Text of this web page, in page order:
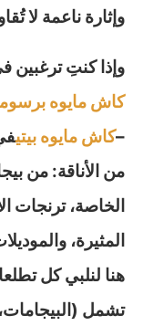
وإثارة ناعمة لا
وإذا كنتِ ترغبين
كاش مايوه
–كاش مايوه بيتي
من الأناقة: من
الخاصة، ترنجات
المثيرة،
هنا لنلبي كل
تشمل (البيجامات،